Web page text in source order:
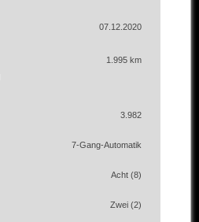
07.12.2020
1.995 km
3.982
7-Gang-Automatik
Acht (8)
Zwei (2)